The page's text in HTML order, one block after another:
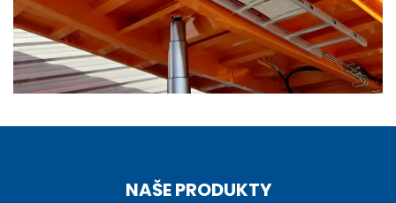
NAŠE PRODUKTY